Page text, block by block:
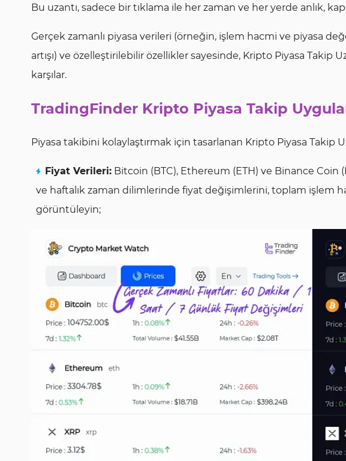
Bu uzantı, sadece bir tıklama ile her zaman ve her yerde anlık,
Gerçek zamanlı piyasa verileri (örneğin, işlem hacmi ve piyasa
artışı) ve özelleştirilebilir özellikler sayesinde, Kripto Piyasa Takip
karşılar.
TradingFinder Kripto Piyasa Takip
Piyasa takibini kolaylaştırmak için tasarlanan Kripto Piyasa Takip
Fiyat Verileri: Bitcoin (BTC), Ethereum (ETH) ve Binance
ve haftalık zaman dilimlerinde fiyat değişimlerini, toplam işlem
görüntüleyin;